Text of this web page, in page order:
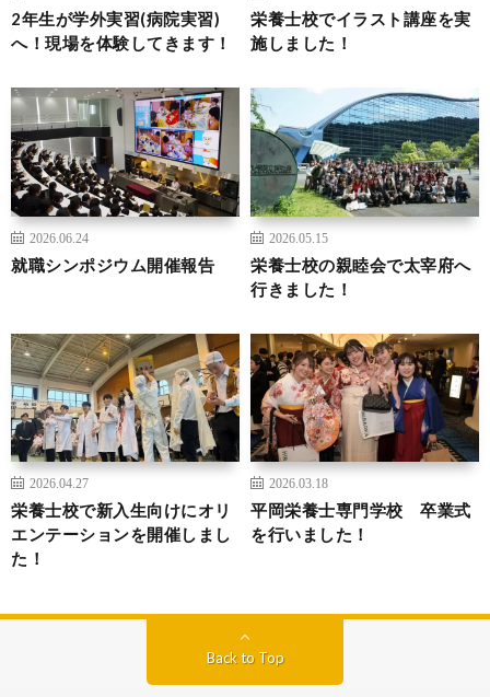
2年生が学外実習(病院実習)
へ！現場を体験してきます！
栄養士校でイラスト講座を実
施しました！
2026.06.24
就職シンポジウム開催報告
2026.05.15
栄養士校の親睦会で太宰府へ
行きました！
2026.04.27
栄養士校で新入生向けにオリ
エンテーションを開催しまし
た！
2026.03.18
平岡栄養士専門学校 卒業式
を行いました！
Back to Top